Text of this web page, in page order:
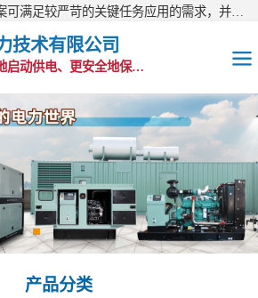
技术有限公司
更强地电力输出、更快地启动供电、更安全地保护功能
产品分类